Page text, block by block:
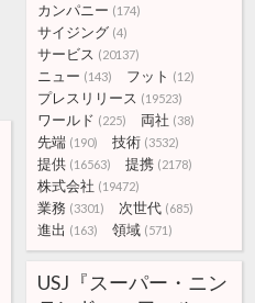
カンパニー (174)
サイジング (4)
サービス (20137)
ニュー (143) フット (12)
プレスリリース (19523)
ワールド (225) 両社 (38)
先端 (190) 技術 (3532)
提供 (16563) 提携 (2178)
株式会社 (19472)
業務 (3301) 次世代 (685)
進出 (163) 領域 (571)
USJ『スーパー・ニン